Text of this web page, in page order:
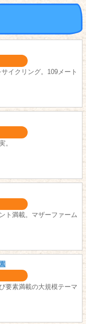
イクリング。109メート
。
ト満載。マザーファーム
要素満載の大規模テーマ